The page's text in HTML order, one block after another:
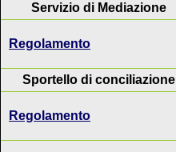
Servizio di Mediazione
Regolamento
Sportello di conciliazione
Regolamento